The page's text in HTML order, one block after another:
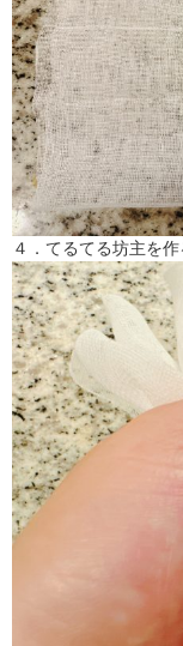
４．てるてる坊主を